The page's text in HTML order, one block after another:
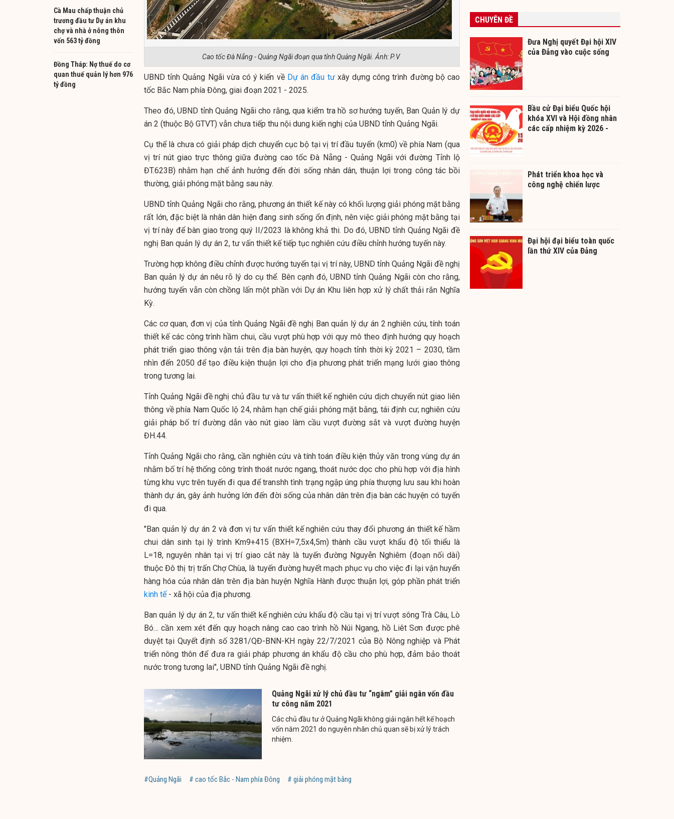
Cà Mau chấp thuận chủ
trương đầu tư Dự án khu
chợ và nhà ở nông thôn
vốn 563 tỷ đồng
Đồng Tháp: Nợ thuế do cơ
quan thuế quản lý hơn 976
tỷ đồng
Cao tốc Đà Nẵng - Quảng Ngãi đoạn qua tỉnh Quảng Ngãi. Ảnh: P.V
UBND tỉnh Quảng Ngãi vừa có ý kiến về Dự án đầu tưxây dựng công trình đường bộ cao
tốc Bắc Nam phía Đông, giai đoạn 2021 - 2025.
Theo đó, UBND tỉnh Quảng Ngãi cho rằng, qua kiểm tra hồ sơ hướng tuyến, Ban Quản lý dự
án 2 (thuộc Bộ GTVT) vẫn chưa tiếp thu nội dung kiến nghị của UBND tỉnh Quảng Ngãi.
Cụ thể là chưa có giải pháp dịch chuyển cục bộ tại vị trí đầu tuyến (km0) về phía Nam (qua
vị trí nút giao trực thông giữa đường cao tốc Đà Nẵng - Quảng Ngãi với đường Tỉnh lộ
ĐT.623B) nhằm hạn chế ảnh hưởng đến đời sống nhân dân, thuận lợi trong công tác bồi
thường, giải phóng mặt bằng sau này.
UBND tỉnh Quảng Ngãi cho rằng, phương án thiết kế này có khối lượng giải phóng mặt bằng
rất lớn, đặc biệt là nhân dân hiện đang sinh sống ổn định, nên việc giải phóng mặt bằng tại
vị trí này để bàn giao trong quý II/2023 là không khả thi. Do đó, UBND tỉnh Quảng Ngãi đề
nghị Ban quản lý dự án 2, tư vấn thiết kế tiếp tục nghiên cứu điều chỉnh hướng tuyến này.
Trường hợp không điều chỉnh được hướng tuyến tại vị trí này, UBND tỉnh Quảng Ngãi đề nghị
Ban quản lý dự án nêu rõ lý do cụ thể. Bên cạnh đó, UBND tỉnh Quảng Ngãi còn cho rằng,
hướng tuyến vẫn còn chồng lấn một phần với Dự án Khu liên hợp xử lý chất thải rắn Nghĩa
Kỳ.
Các cơ quan, đơn vị của tỉnh Quảng Ngãi đề nghị Ban quản lý dự án 2 nghiên cứu, tính toán
thiết kế các công trình hầm chui, cầu vượt phù hợp với quy mô theo định hướng quy hoạch
phát triển giao thông vận tải trên địa bàn huyện, quy hoạch tỉnh thời kỳ 2021 – 2030, tầm
nhìn đến 2050 để tạo điều kiện thuận lợi cho địa phương phát triển mạng lưới giao thông
trong tương lai.
Tỉnh Quảng Ngãi đề nghị chủ đầu tư và tư vấn thiết kế nghiên cứu dịch chuyển nút giao liên
thông về phía Nam Quốc lộ 24, nhằm hạn chế giải phóng mặt bằng, tái định cư; nghiên cứu
giải pháp bố trí đường dẫn vào nút giao làm cầu vượt đường sắt và vượt đường huyện
ĐH.44.
Tỉnh Quảng Ngãi cho rằng, cần nghiên cứu và tính toán điều kiện thủy văn trong vùng dự án
nhằm bố trí hệ thống công trình thoát nước ngang, thoát nước dọc cho phù hợp với địa hình
từng khu vực trên tuyến đi qua để transhh tình trạng ngập úng phía thượng lưu sau khi hoàn
thành dự án, gây ảnh hưởng lớn đến đời sống của nhân dân trên địa bàn các huyện có tuyến
đi qua.
"Ban quản lý dự án 2 và đơn vị tư vấn thiết kế nghiên cứu thay đổi phương án thiết kế hầm
chui dân sinh tại lý trình Km9+415 (BXH=7,5x4,5m) thành cầu vượt khẩu độ tối thiểu là
L=18, nguyên nhân tại vị trí giao cắt này là tuyến đường Nguyễn Nghiêm (đoạn nối dài)
thuộc Đô thị trị trấn Chợ Chùa, là tuyến đường huyết mạch phục vụ cho việc đi lại vận huyển
hàng hóa của nhân dân trên địa bàn huyện Nghĩa Hành được thuận lợi, góp phần phát triển
kinh tế- xã hội của địa phương.
Ban quản lý dự án 2, tư vấn thiết kế nghiên cứu khẩu độ cầu tại vị trí vượt sông Trà Câu, Lò
Bó… cần xem xét đến quy hoạch nâng cao cao trình hồ Núi Ngang, hồ Liêt Sơn được phê
duyệt tại Quyết định số 3281/QĐ-BNN-KH ngày 22/7/2021 của Bộ Nông nghiệp và Phát
triển nông thôn để đưa ra giải pháp phương án khẩu độ cầu cho phù hợp, đảm bảo thoát
nước trong tương lai", UBND tỉnh Quảng Ngãi đề nghị.
Quảng Ngãi xử lý chủ đầu tư “ngâm” giải ngân vốn đầu
tư công năm 2021
Các chủ đầu tư ở Quảng Ngãi không giải ngân hết kế hoạch
vốn năm 2021 do nguyên nhân chủ quan sẽ bị xử lý trách
nhiệm.
#Quảng Ngãi # cao tốc Bắc - Nam phía Đông # giải phóng mặt bằng
CHUYÊN ĐỀ
Đưa Nghị quyết Đại hội XIV
của Đảng vào cuộc sống
Bầu cử Đại biểu Quốc hội
khóa XVI và Hội đồng nhân
các cấp nhiệm kỳ 2026 -
Phát triển khoa học và
công nghệ chiến lược
Đại hội đại biểu toàn quốc
lần thứ XIV của Đảng